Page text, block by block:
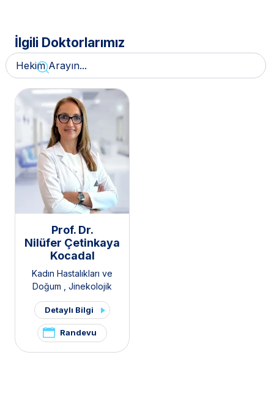
İlgili Doktorlarımız
Prof. Dr.
Nilüfer Çetinkaya
Kocadal
Kadın Hastalıkları ve
Doğum
Jinekolojik
Onkoloji
Detaylı Bilgi
Randevu